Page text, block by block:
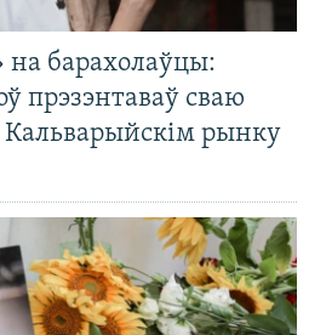
на барахолаўцы:
прэзэнтаваў сваю
Кальварыйскім рынку